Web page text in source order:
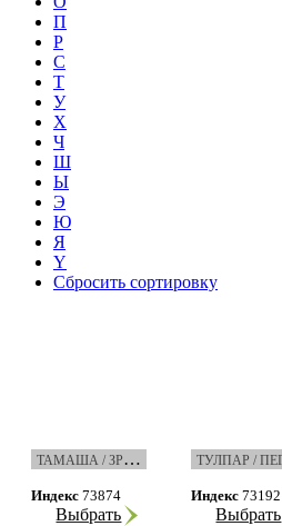
П
Р
С
Т
У
Х
Ч
Ш
Ы
Э
Ю
Я
Ү
Сбросить сортировку
Т
АМАША / ЗРЕЛИЩЕ
Индекс 73874
Выбрать
Индекс 73192
Выбрать